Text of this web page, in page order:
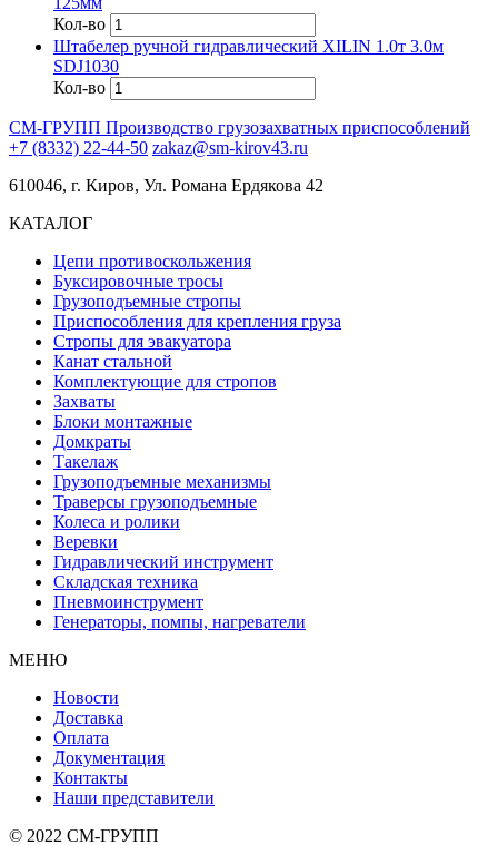
Кол-во
Штабелер ручной гидравлический XILIN 1.0т 3.0м
SDJ1030
Кол-во
СМ-ГРУПП Производство грузозахватных приспособлений
+7 (8332) 22-44-50 zakaz@sm-kirov43.ru
610046, г. Киров, Ул. Романа Ердякова 42
КАТАЛОГ
Цепи противоскольжения
Буксировочные тросы
Грузоподъемные стропы
Приспособления для крепления груза
Стропы для эвакуатора
Канат стальной
Комплектующие для стропов
Захваты
Блоки монтажные
Домкраты
Такелаж
Грузоподъемные механизмы
Траверсы грузоподъемные
Колеса и ролики
Веревки
Гидравлический инструмент
Складская техника
Пневмоинструмент
Генераторы, помпы, нагреватели
МЕНЮ
Новости
Доставка
Оплата
Документация
Контакты
Наши представители
© 2022 СМ-ГРУПП